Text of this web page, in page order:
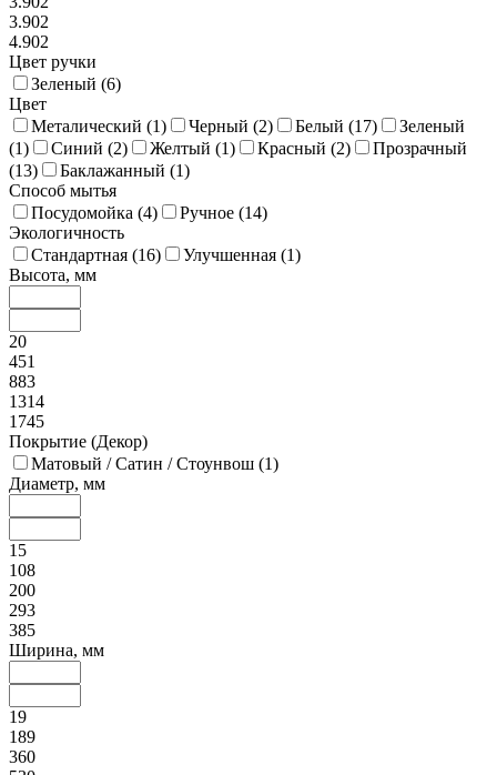
3.902
4.902
Цвет ручки
Зеленый (6)
Цвет
Металический (1) Черный (2) Белый (17)
Зеленый
(1) Синий (2) Желтый (1) Красный (2)
Прозрачный
(13) Баклажанный (1)
Способ мытья
Посудомойка (4) Ручное (14)
Экологичность
Стандартная (16) Улучшенная (1)
Высота, мм
20
451
883
1314
1745
Покрытие (Декор)
Матовый / Сатин / Стоунвош (1)
Диаметр, мм
15
108
200
293
385
Ширина, мм
19
189
360